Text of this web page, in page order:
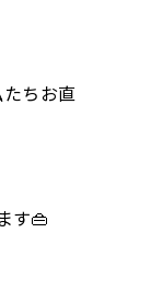
ちお直
す👜